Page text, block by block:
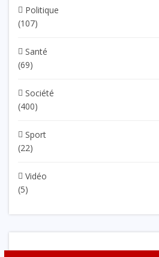
Politique
(107)
Santé
(69)
Société
(400)
Sport
(22)
Vidéo
(5)